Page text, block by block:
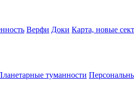
Верфи Доки Карта, новые
туманности